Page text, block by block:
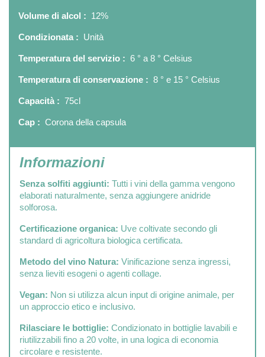
Volume di alcol : 12%
Condizionata : Unità
Temperatura del servizio : 6 ° a 8 ° Celsius
Temperatura di conservazione : 8 ° e 15 ° Celsius
Capacità : 75cl
Cap : Corona della capsula
Informazioni
Senza solfiti aggiunti: Tutti i vini della gamma vengono
elaborati naturalmente, senza aggiungere anidride
solforosa.
Certificazione organica: Uve coltivate secondo gli
standard di agricoltura biologica certificata.
Metodo del vino Natura: Vinificazione senza ingressi,
senza lieviti esogeni o agenti collage.
Vegan: Non si utilizza alcun input di origine animale, per
un approccio etico e inclusivo.
Rilasciare le bottiglie: Condizionato in bottiglie lavabili e
riutilizzabili fino a 20 volte, in una logica di economia
circolare e resistente.